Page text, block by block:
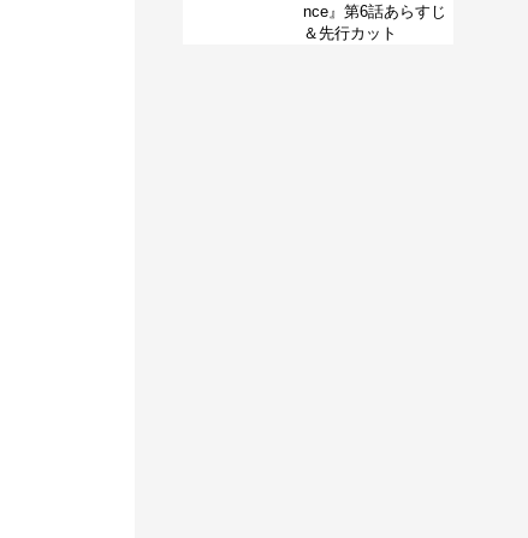
nce』第6話あらすじ
＆先行カット